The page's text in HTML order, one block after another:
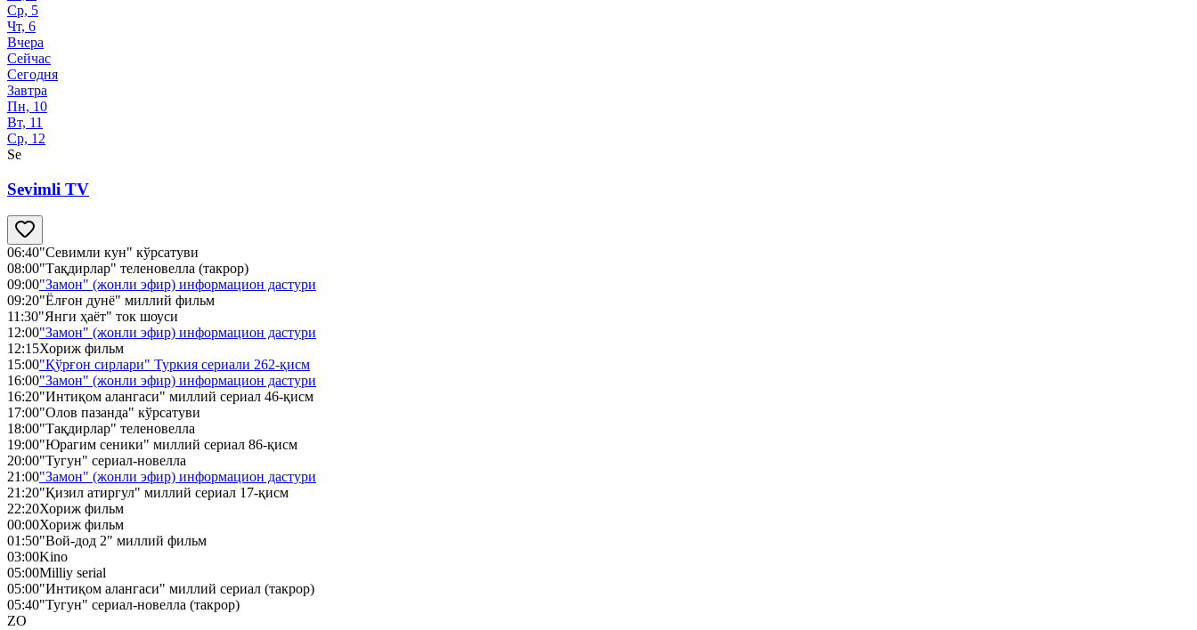
Ср, 5
Чт, 6
Вчера
Сейчас
Сегодня
Завтра
Пн, 10
Вт, 11
Ср, 12
Se
Sevimli TV
06:40"Севимли кун" кўрсатуви
08:00"Тақдирлар" теленовелла (такрор)
09:00"Замон" (жонли эфир) информацион дастури
09:20"Ёлғон дунё" миллий фильм
11:30"Янги ҳаёт" ток шоуси
12:00"Замон" (жонли эфир) информацион дастури
12:15Хориж фильм
15:00"Қўрғон сирлари" Туркия сериали 262-қисм
16:00"Замон" (жонли эфир) информацион дастури
16:20"Интиқом алангаси" миллий сериал 46-қисм
17:00"Олов пазанда" кўрсатуви
18:00"Тақдирлар" теленовелла
19:00"Юрагим сеники" миллий сериал 86-қисм
20:00"Тугун" сериал-новелла
21:00"Замон" (жонли эфир) информацион дастури
21:20"Қизил атиргул" миллий сериал 17-қисм
22:20Хориж фильм
00:00Хориж фильм
01:50"Вой-дод 2" миллий фильм
03:00Kino
05:00Milliy serial
05:00"Интиқом алангаси" миллий сериал (такрор)
05:40"Тугун" сериал-новелла (такрор)
ZO